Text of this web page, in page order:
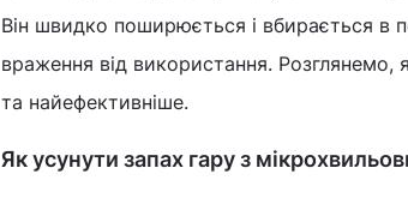
Він швидко поширюється і вбирається
враження від використання.
та найефективніше.
Як усунути запах гару з